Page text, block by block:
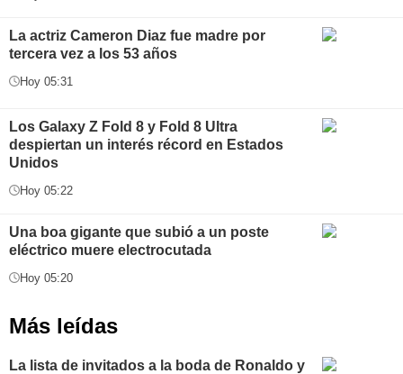
La actriz Cameron Diaz fue madre por
tercera vez a los 53 años
Hoy 05:31
Los Galaxy Z Fold 8 y Fold 8 Ultra
despiertan un interés récord en Estados
Unidos
Hoy 05:22
Una boa gigante que subió a un poste
eléctrico muere electrocutada
Hoy 05:20
Más leídas
La lista de invitados a la boda de Ronaldo y